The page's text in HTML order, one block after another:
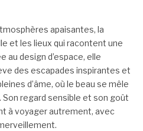
apaisantes, la
et les lieux qui racontent une
au design d’espace, elle
des escapades inspirantes et
d’âme, où le beau se mêle
Son regard sensible et son goût
à voyager autrement, avec